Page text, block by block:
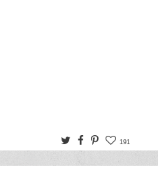
TwitterFacebook
Pinterest
191